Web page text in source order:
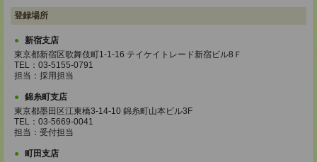
登録場所
新宿支店
東京都新宿区歌舞伎町1-1-16 テイケイトレード新宿ビル8Ｆ
TEL：03-5155-0791
担当：採用担当
錦糸町支店
東京都墨田区江東橋3-14-10 錦糸町山本ビル3F
TEL：03-5669-0041
担当：受付担当
町田支店